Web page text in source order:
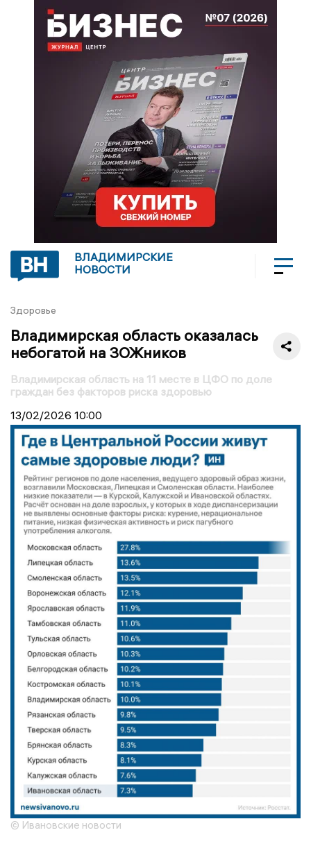
ВЛАДИМИРСКИЕ
НОВОСТИ
Здоровье
Владимирская область оказалась
небогатой на ЗОЖников
Владимирская область на 11 месте в ЦФО по доле
граждан без факторов риска здоровью
13/02/2026 10:00
© Ивановские новости